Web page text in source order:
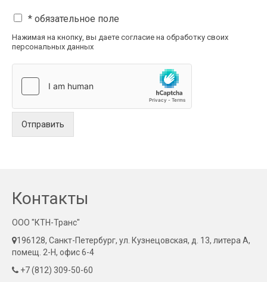
* обязательное поле
Нажимая на кнопку, вы даете согласие на обработку своих
персональных данных
Отправить
Контакты
ООО "КТН-Транс"
196128, Санкт-Петербург, ул. Кузнецовская, д. 13, литера А,
помещ. 2-Н, офис 6-4
+7 (812) 309-50-60